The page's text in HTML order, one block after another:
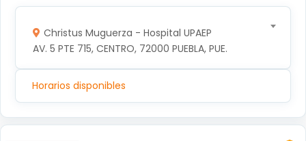
Christus Muguerza - Hospital UPAEP
AV. 5 PTE 715, CENTRO, 72000 PUEBLA, PUE.
Horarios disponibles